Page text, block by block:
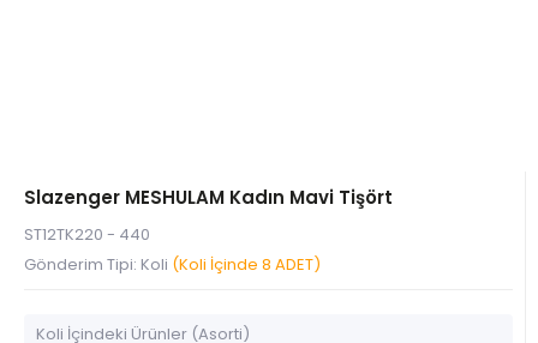
Slazenger MESHULAM Kadın Mavi Tişört
ST12TK220 - 440
Gönderim Tipi: Koli (Koli İçinde 8 ADET)
Koli İçindeki Ürünler (Asorti)